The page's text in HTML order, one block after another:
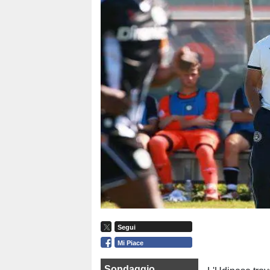
Segui
Mi Piace